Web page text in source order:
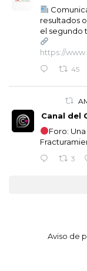
resultados
el segundo
https://
45
Canal del
Foro:
3
Aviso de